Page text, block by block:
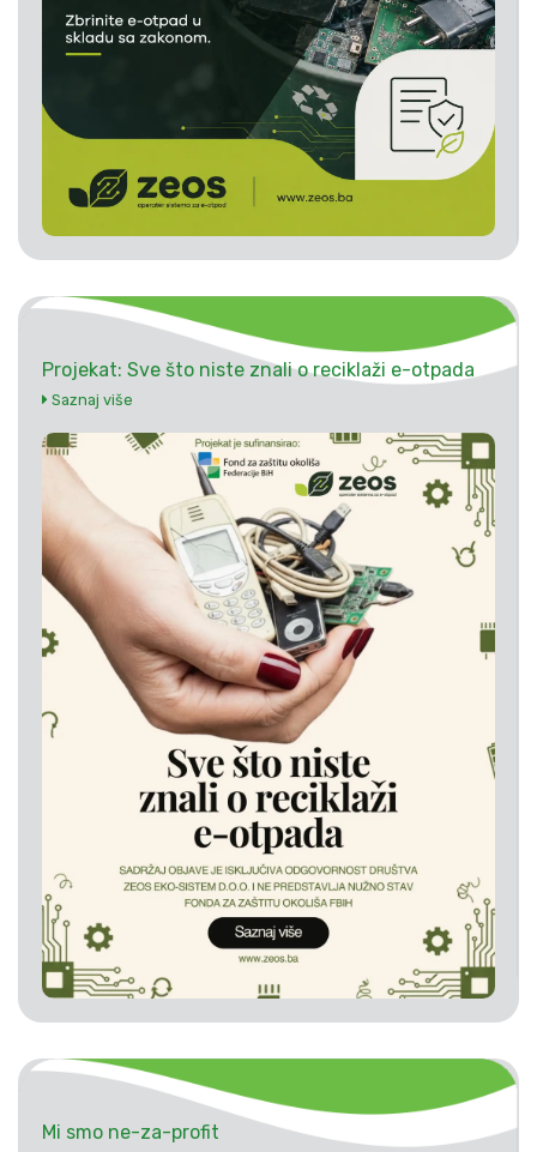
Projekat: Sve što niste znali o reciklaži e-otpada
Saznaj više
Mi smo ne-za-profit